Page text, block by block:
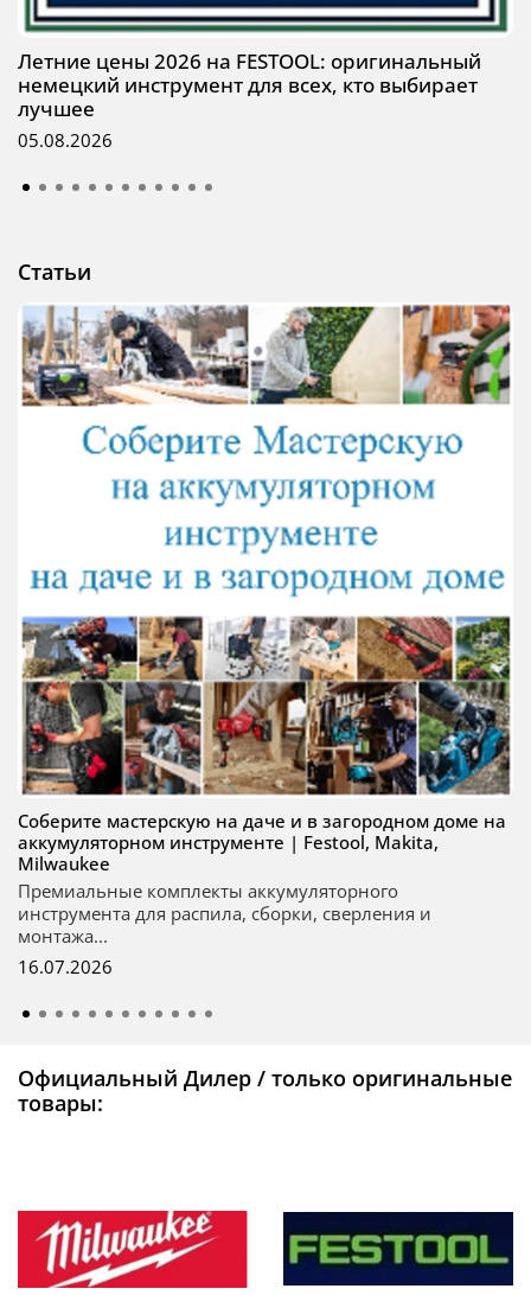
Летние цены 2026 на FESTOOL: оригинальный
немецкий инструмент для всех, кто выбирает
лучшее
05.08.2026
Статьи
Соберите мастерскую на даче и в загородном доме на
аккумуляторном инструменте | Festool, Makita,
Milwaukee
Премиальные комплекты аккумуляторного
инструмента для распила, сборки, сверления и
монтажа...
16.07.2026
Официальный Дилер / только оригинальные
товары: